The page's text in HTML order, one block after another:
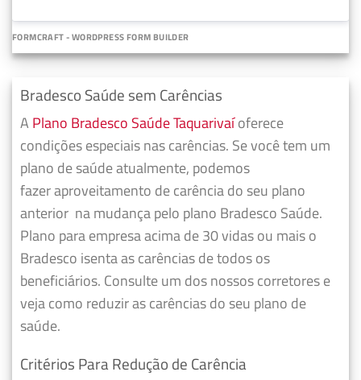
FORMCRAFT - WORDPRESS FORM BUILDER
Bradesco Saúde sem Carências
A Plano Bradesco Saúde Taquarivaíoferece
condições especiais nas carências. Se você tem um
plano de saúde atualmente, podemos
fazeraproveitamento de carência do seu plano
anterior na mudança pelo plano Bradesco Saúde.
Plano para empresa acima de 30 vidas ou mais o
Bradesco isenta as carências de todos os
beneficiários. Consulte um dos nossos corretores e
veja como reduzir as carências do seu plano de
saúde.
Critérios Para Redução de Carência